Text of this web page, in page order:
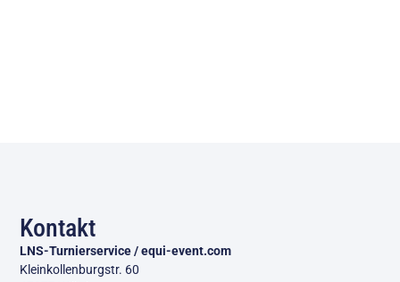
Kontakt
LNS-Turnierservice / equi-event.com
Kleinkollenburgstr. 60